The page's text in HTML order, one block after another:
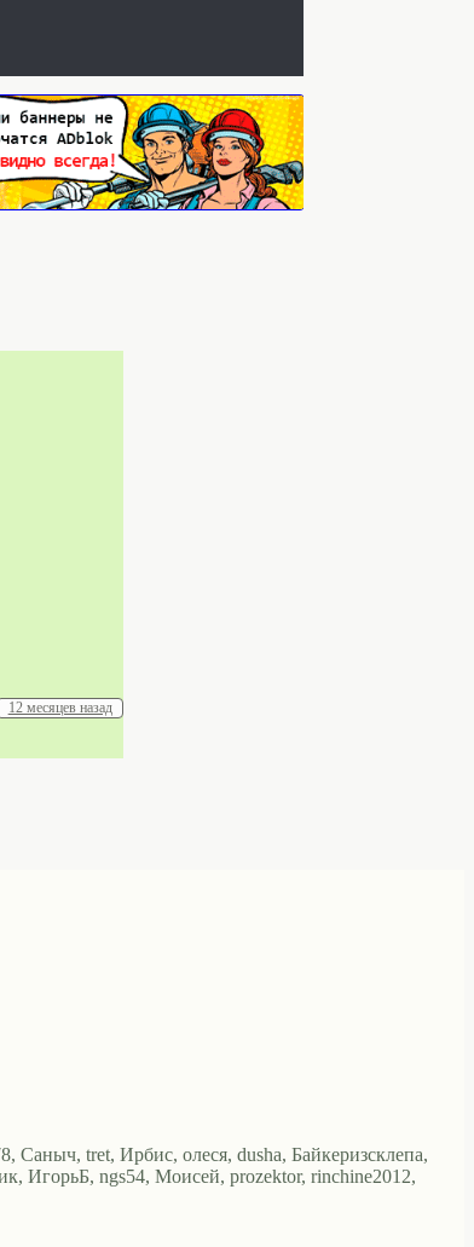
12 месяцев назад
Саныч, tret, Ирбис, олеся, dusha, Байкеризсклепа,
ИгорьБ, ngs54, Моисей, prozektor, rinchine2012,